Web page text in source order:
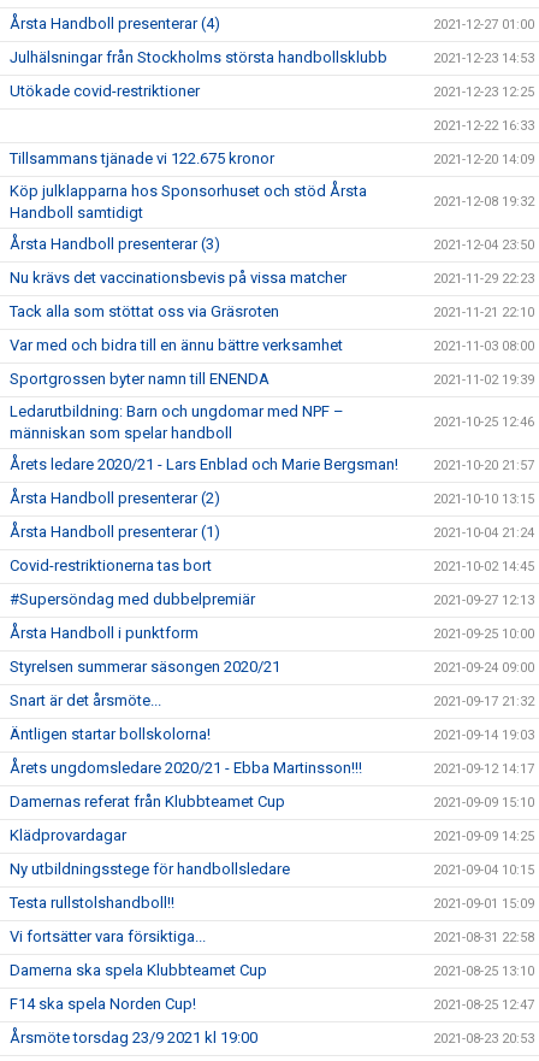
Årsta Handboll presenterar (4) 2021-12-27 01:00
Julhälsningar från Stockholms största handbollsklubb 2021-12-23 14:53
Utökade covid-restriktioner 2021-12-23 12:25
2021-12-22 16:33
Tillsammans tjänade vi 122.675 kronor 2021-12-20 14:09
Köp julklapparna hos Sponsorhuset och stöd Årsta
Handboll samtidigt
2021-12-08 19:32
Årsta Handboll presenterar (3) 2021-12-04 23:50
Nu krävs det vaccinationsbevis på vissa matcher 2021-11-29 22:23
Tack alla som stöttat oss via Gräsroten 2021-11-21 22:10
Var med och bidra till en ännu bättre verksamhet 2021-11-03 08:00
Sportgrossen byter namn till ENENDA 2021-11-02 19:39
Ledarutbildning: Barn och ungdomar med NPF –
människan som spelar handboll
2021-10-25 12:46
Årets ledare 2020/21 - Lars Enblad och Marie Bergsman! 2021-10-20 21:57
Årsta Handboll presenterar (2) 2021-10-10 13:15
Årsta Handboll presenterar (1) 2021-10-04 21:24
Covid-restriktionerna tas bort 2021-10-02 14:45
#Supersöndag med dubbelpremiär 2021-09-27 12:13
Årsta Handboll i punktform 2021-09-25 10:00
Styrelsen summerar säsongen 2020/21 2021-09-24 09:00
Snart är det årsmöte... 2021-09-17 21:32
Äntligen startar bollskolorna! 2021-09-14 19:03
Årets ungdomsledare 2020/21 - Ebba Martinsson!!! 2021-09-12 14:17
Damernas referat från Klubbteamet Cup 2021-09-09 15:10
Klädprovardagar 2021-09-09 14:25
Ny utbildningsstege för handbollsledare 2021-09-04 10:15
Testa rullstolshandboll!! 2021-09-01 15:09
Vi fortsätter vara försiktiga... 2021-08-31 22:58
Damerna ska spela Klubbteamet Cup 2021-08-25 13:10
F14 ska spela Norden Cup! 2021-08-25 12:47
Årsmöte torsdag 23/9 2021 kl 19:00 2021-08-23 20:53